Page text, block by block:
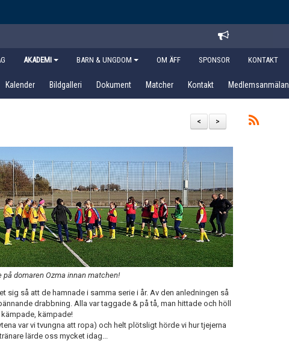
AKADEMI BARN & UNGDOM OM ÄFF SPONSOR KONTAKT
Kalender Bildgalleri Dokument Matcher Kontakt Medlemsanmälan
>
<
domaren Ozma innan matchen!
sig så att de hamnade i samma serie i år. Av den anledningen så
drabbning. Alla var taggade & på tå, man hittade och höll
kämpade!
var vi tvungna att ropa) och helt plötsligt hörde vi hur tjejerna
lärde oss mycket idag...